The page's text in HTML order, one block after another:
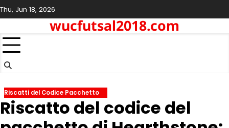
Skip
to
Thu, Jun 18, 2026
wucfutsal2018.com
Riscatti del Codice Pacchetto
Riscatto del codice del